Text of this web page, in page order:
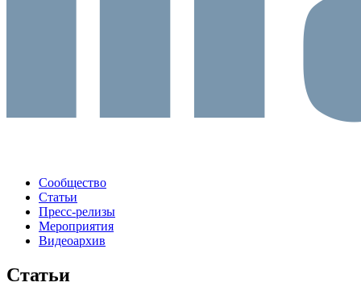
Сообщество
Статьи
Пресс-релизы
Мероприятия
Видеоархив
Статьи